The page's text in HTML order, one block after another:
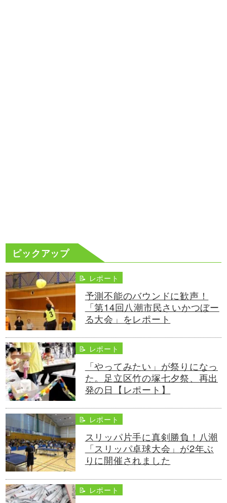
ピックアップ
📝 レポート
予測不能のバウンドに歓声！
「第14回八潮市民さいかつぼー
る大会」をレポート
📝 レポート
「やってみたい」が祭りになっ
た。足立区竹の塚七夕祭、再出
発の日【レポート】
📝 レポート
スリッパ片手に真剣勝負！八潮
「スリッパ卓球大会」が2年ぶ
りに開催されました
📝 レポート